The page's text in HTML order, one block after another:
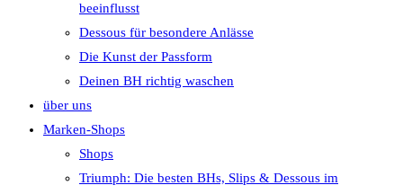
beeinflusst
Dessous für besondere Anlässe
Die Kunst der Passform
Deinen BH richtig waschen
über uns
Marken-Shops
Shops
Triumph: Die besten BHs, Slips & Dessous im